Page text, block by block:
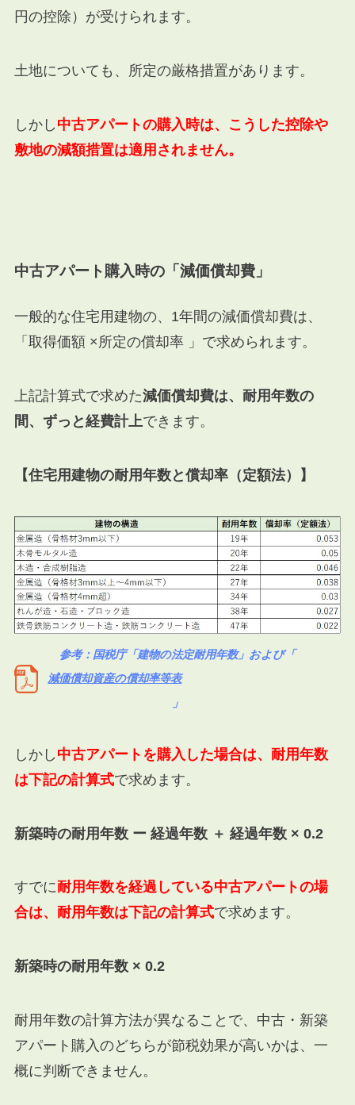
円の控除）が受けられます。
土地についても、所定の厳格措置があります。
しかし 中古アパートの購入時は、こうした控除や
敷地の減額措置は適用されません。
中古アパート購入時の「減価償却費」
一般的な住宅用建物の、1年間の減価償却費は、
「取得価額 ×所定の償却率 」で求められます。
上記計算式で求めた減価償却費は、耐用年数の
間、ずっと経費計上できます。
【住宅用建物の耐用年数と償却率（定額法）】
参考：国税庁「建物の法定耐用年数」および「
減価償却資産の償却率等表
」
しかし 中古アパートを購入した場合は、耐用年数
は下記の計算式で求めます。
新築時の耐用年数 ー 経過年数 ＋ 経過年数 × 0.2
すでに耐用年数を経過している中古アパートの場
合は、耐用年数は下記の計算式で求めます。
新築時の耐用年数 × 0.2
耐用年数の計算方法が異なることで、中古・新築
アパート購入のどちらが節税効果が高いかは、一
概に判断できません。